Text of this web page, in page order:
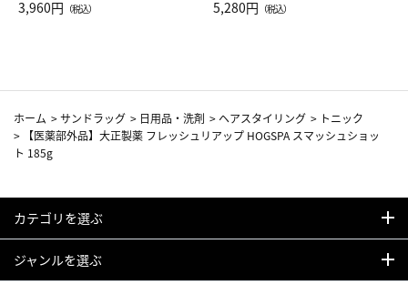
Drop JAL客室乗務員（LC）ス
3,960円 （税込）
ト（レッドワイン）
5,280円 （税込）
ホーム >サンドラッグ > 日用品・洗剤 > ヘアスタイリング > トニック
>
【医薬部外品】大正製薬 フレッシュリアップ HOGSPA スマッシュショッ
ト 185g
カテゴリを選ぶ
ジャンルを選ぶ